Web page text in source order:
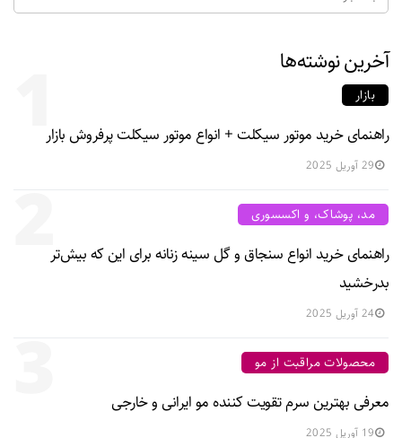
آخرین نوشته‌ها 1 بازار
راهنمای خرید موتور سیکلت + انواع موتور سیکلت پرفروش بازار
29 آوریل 2025
2 مد، پوشاک، و اکسسوری
راهنمای خرید انواع سنجاق و گل سینه زنانه برای این که بیش‌تر
بدرخشید
24 آوریل 2025
محصولات مراقبت از مو
معرفی بهترین سرم تقویت کننده مو ایرانی و خارجی
19 آوریل 2025